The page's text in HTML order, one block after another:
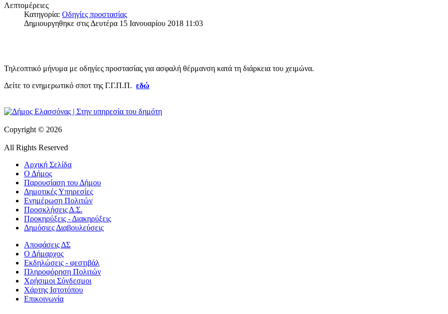
Λεπτομέρειες
Κατηγορία: Οδηγίες προστασίας
Δημιουργηθηκε στις Δευτέρα 15 Ιανουαρίου 2018 11:03
Τηλεοπτικό μήνυμα με οδηγίες προστασίας για ασφαλή θέρμανση κατά τη διάρκεια του χειμώνα.
Δείτε το ενημερωτικό σποτ της Γ.Γ.Π.Π. εδώ
Copyright © 2026
All Rights Reserved
Αρχική Σελίδα
Ο Δήμος
Παρουσίαση του Δήμου
Δημοτικές Υπηρεσίες
Ενημέρωση Πολιτών
Προσκλήσεις Δ.Σ.
Προκηρύξεις - Διακηρύξεις
Δημόσιες Διαβουλεύσεις
Αποφάσεις ΔΣ
Ο Δήμαρχος
Εκδηλώσεις - φεστιβάλ
Πληροφόρηση Πολιτών
Χρήσιμοι Σύνδεσμοι
Χάρτης Ιστοτόπου
Επικοινωνία